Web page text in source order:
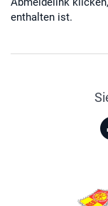
enthalten ist.